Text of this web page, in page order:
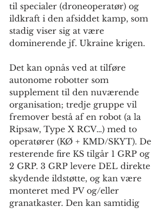
til specialer (droneoperatør) og
ildkraft i den afsiddet kamp, som
stadig viser sig at være
dominerende jf. Ukraine krigen.
Det kan opnås ved at tilføre
autonome robotter som
supplement til den nuværende
organisation; tredje gruppe vil
fremover bestå af en robot (a la
Ripsaw, Type X RCV…) med to
operatører (KØ + KMD/SKYT). De
resterende fire KS tilgår 1 GRP og
2 GRP. 3 GRP levere DEL direkte
skydende ildstøtte, og kan være
monteret med PV og/eller
granatkaster. Den kan samtidig